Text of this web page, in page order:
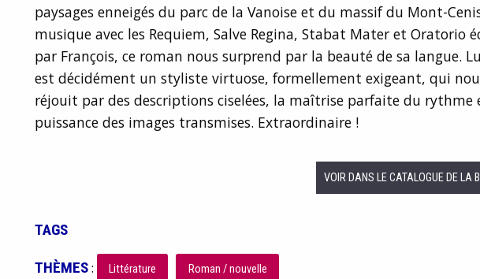
paysages enneigés du parc de la Vanoise et du massif du Mont-
musique avec les Requiem, Salve Regina, Stabat Mater et Oratorio
par François, ce roman nous surprend par la beauté de sa langue.
est décidément un styliste virtuose, formellement exigeant, qui
réjouit par des descriptions ciselées, la maîtrise parfaite du rythme
puissance des images transmises. Extraordinaire !
VOIR DANS LE CATALOGUE DE LA
TAGS
THÈMES: Littérature Roman / nouvelle